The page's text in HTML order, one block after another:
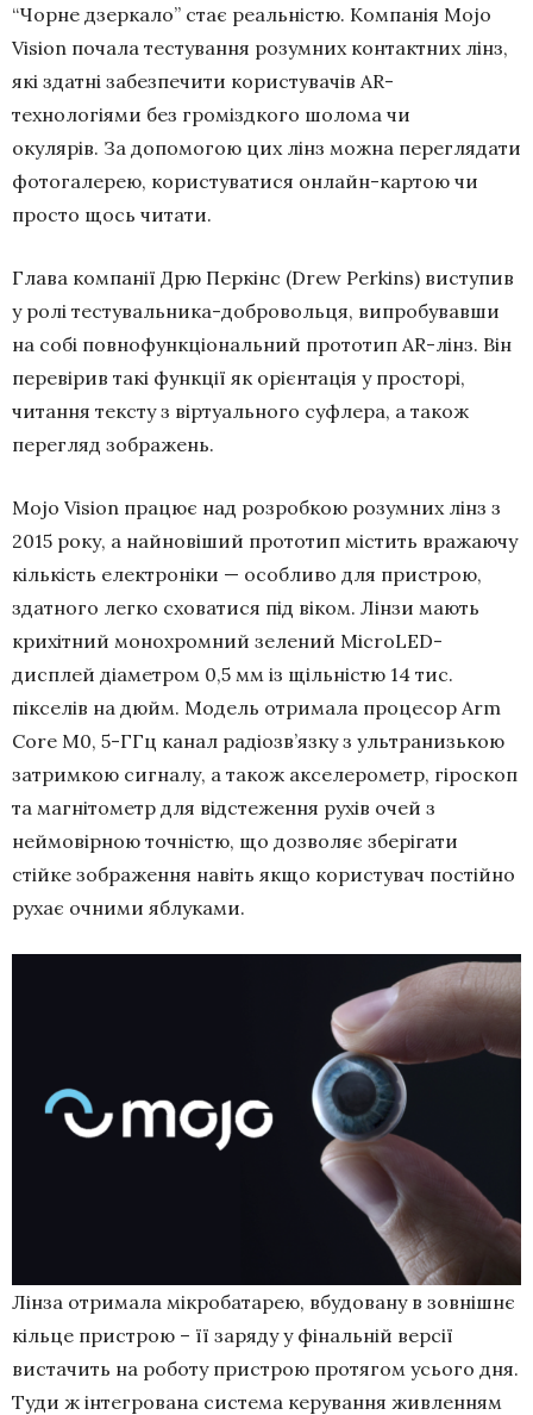
“Чорне дзеркало” стає реальністю. Компанія Mojo
Vision почала тестування розумних контактних лінз,
які здатні забезпечити користувачів AR-
технологіями без громіздкого шолома чи
окулярів. За допомогою цих лінз можна переглядати
фотогалерею, користуватися онлайн-картою чи
просто щось читати.
Глава компанії Дрю Перкінс (Drew Perkins) виступив
у ролі тестувальника-добровольця, випробувавши
на собі повнофункціональний прототип AR-лінз. Він
перевірив такі функції як орієнтація у просторі,
читання тексту з віртуального суфлера, а також
перегляд зображень.
Mojo Vision працює над розробкою розумних лінз з
2015 року, а найновіший прототип містить вражаючу
кількість електроніки — особливо для пристрою,
здатного легко сховатися під віком. Лінзи мають
крихітний монохромний зелений MicroLED-
дисплей діаметром 0,5 мм із щільністю 14 тис.
пікселів на дюйм. Модель отримала процесор Arm
Core M0, 5-ГГц канал радіозв’язку з ультранизькою
затримкою сигналу, а також акселерометр, гіроскоп
та магнітометр для відстеження рухів очей з
неймовірною точністю, що дозволяє зберігати
стійке зображення навіть якщо користувач постійно
рухає очними яблуками.
Лінза отримала мікробатарею, вбудовану в зовнішнє
кільце пристрою – її заряду у фінальній версії
вистачить на роботу пристрою протягом усього дня.
Туди ж інтегрована система керування живленням